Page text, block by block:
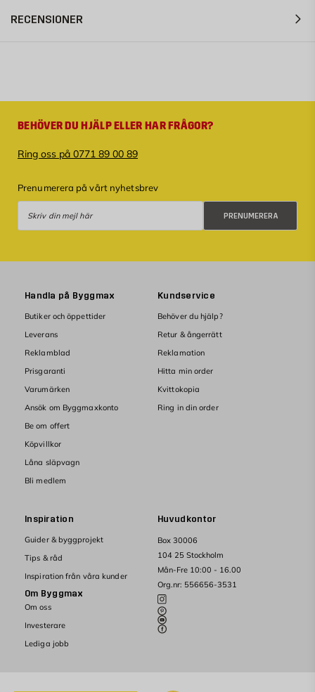
RECENSIONER
BEHÖVER DU HJÄLP ELLER HAR FRÅGOR?
Ring oss på 0771 89 00 89
Prenumerera på vårt nyhetsbrev
PRENUMERERA
Huvudkontor
Box 30006
104 25 Stockholm
Mån-Fre 10:00 - 16.00
Org.nr: 556656-3531
Handla på Byggmax
Butiker och öppettider
Leverans
Reklamblad
Prisgaranti
Varumärken
Ansök om Byggmaxkonto
Be om offert
Köpvillkor
Låna släpvagn
Bli medlem
Kundservice
Behöver du hjälp?
Retur & ångerrätt
Reklamation
Hitta min order
Kvittokopia
Ring in din order
Inspiration
Guider & byggprojekt
Tips & råd
Inspiration från våra kunder
Om Byggmax
Om oss
Investerare
Lediga jobb